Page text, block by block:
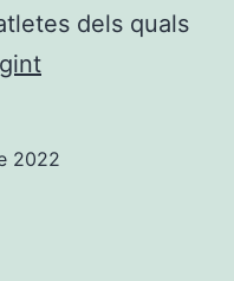
dels quals
Ondara
2022